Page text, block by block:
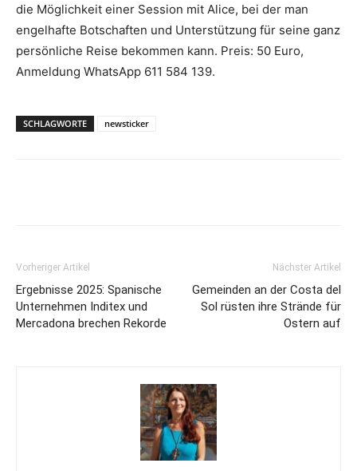
die Möglichkeit einer Session mit Alice, bei der man
engelhafte Botschaften und Unterstützung für seine ganz
persönliche Reise bekommen kann. Preis: 50 Euro,
Anmeldung WhatsApp 611 584 139.
SCHLAGWORTE newsticker
Vorheriger Artikel
Ergebnisse 2025: Spanische
Unternehmen Inditex und
Mercadona brechen Rekorde
Nächster Artikel
Gemeinden an der Costa del
Sol rüsten ihre Strände für
Ostern auf